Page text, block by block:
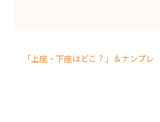
「上座・下座はどこ？」＆ナンプレ